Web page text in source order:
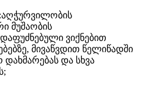
მუშაობის
ვიქნებით
მივაწვდით წელიწადში
და სხვა